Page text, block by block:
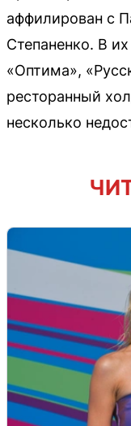
аффилирован с
Степаненко. В
«Оптима»,
ресторанный
несколько